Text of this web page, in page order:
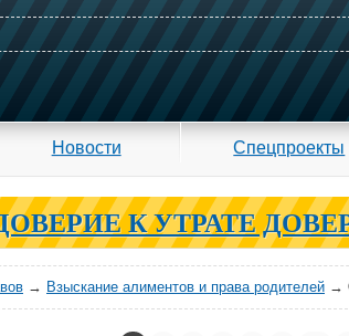
Новости Спецпроекты
К УТРАТЕ
→ Взыскание алиментов и права родителей →